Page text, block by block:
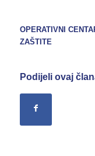
OPERATIVNI
ZAŠTITE
Podijeli ovaj